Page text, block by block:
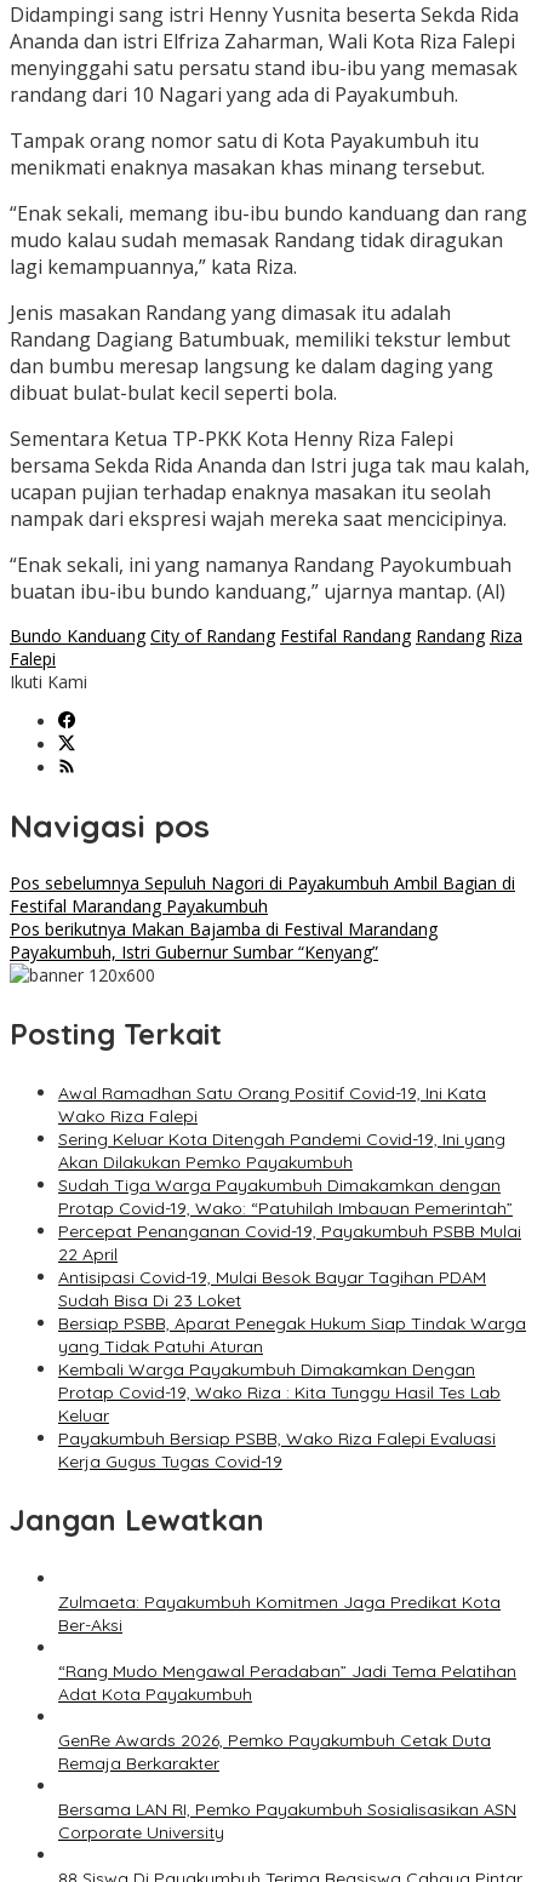
Didampingi sang istri Henny Yusnita beserta Sekda Rida
Ananda dan istri Elfriza Zaharman, Wali Kota Riza Falepi
menyinggahi satu persatu stand ibu-ibu yang memasak
randang dari 10 Nagari yang ada di Payakumbuh.
Tampak orang nomor satu di Kota Payakumbuh itu
menikmati enaknya masakan khas minang tersebut.
“Enak sekali, memang ibu-ibu bundo kanduang dan rang
mudo kalau sudah memasak Randang tidak diragukan
lagi kemampuannya,” kata Riza.
Jenis masakan Randang yang dimasak itu adalah
Randang Dagiang Batumbuak, memiliki tekstur lembut
dan bumbu meresap langsung ke dalam daging yang
dibuat bulat-bulat kecil seperti bola.
Sementara Ketua TP-PKK Kota Henny Riza Falepi
bersama Sekda Rida Ananda dan Istri juga tak mau kalah,
ucapan pujian terhadap enaknya masakan itu seolah
nampak dari ekspresi wajah mereka saat mencicipinya.
“Enak sekali, ini yang namanya Randang Payokumbuah
buatan ibu-ibu bundo kanduang,” ujarnya mantap. (Al)
Bundo Kanduang City of Randang Festifal Randang Randang Riza
Falepi
Ikuti Kami
Navigasi pos
Pos sebelumnya Sepuluh Nagori di Payakumbuh Ambil Bagian di
Festifal Marandang Payakumbuh
Pos berikutnya Makan Bajamba di Festival Marandang
Payakumbuh, Istri Gubernur Sumbar “Kenyang”
Posting Terkait
Awal Ramadhan Satu Orang Positif Covid-19, Ini Kata
Wako Riza Falepi
Sering Keluar Kota Ditengah Pandemi Covid-19, Ini yang
Akan Dilakukan Pemko Payakumbuh
Sudah Tiga Warga Payakumbuh Dimakamkan dengan
Protap Covid-19, Wako: “Patuhilah Imbauan Pemerintah”
Percepat Penanganan Covid-19, Payakumbuh PSBB Mulai
22 April
Antisipasi Covid-19, Mulai Besok Bayar Tagihan PDAM
Sudah Bisa Di 23 Loket
Bersiap PSBB, Aparat Penegak Hukum Siap Tindak Warga
yang Tidak Patuhi Aturan
Kembali Warga Payakumbuh Dimakamkan Dengan
Protap Covid-19, Wako Riza : Kita Tunggu Hasil Tes Lab
Keluar
Payakumbuh Bersiap PSBB, Wako Riza Falepi Evaluasi
Kerja Gugus Tugas Covid-19
Jangan Lewatkan
Zulmaeta: Payakumbuh Komitmen Jaga Predikat Kota
Ber-Aksi
“Rang Mudo Mengawal Peradaban” Jadi Tema Pelatihan
Adat Kota Payakumbuh
GenRe Awards 2026, Pemko Payakumbuh Cetak Duta
Remaja Berkarakter
Bersama LAN RI, Pemko Payakumbuh Sosialisasikan ASN
Corporate University